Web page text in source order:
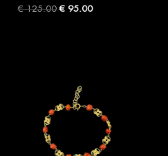
€125.00Original
€ 95.00Current